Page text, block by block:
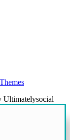
Ultimatelysocial